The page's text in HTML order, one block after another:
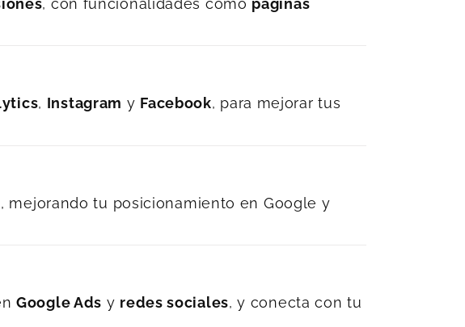
, Instagram y Facebook, para mejorar tus
, mejorando tu posicionamiento en Google y
Google Ads y redes sociales, y conecta con tu